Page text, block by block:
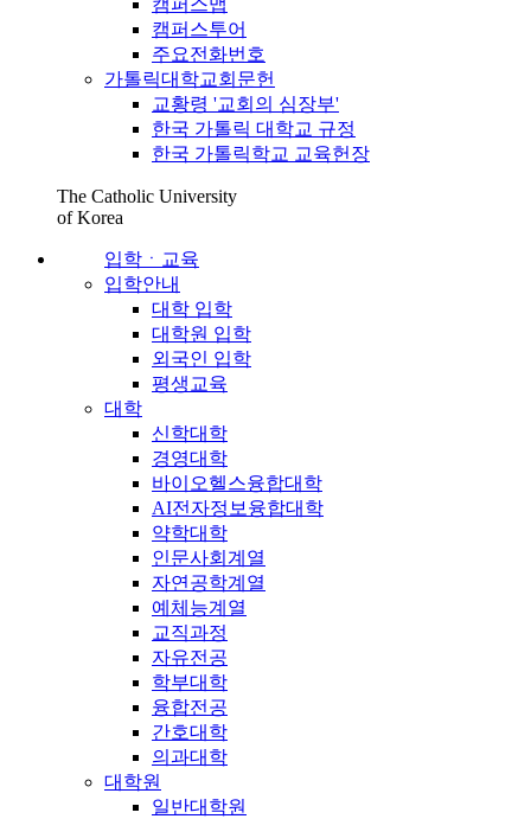
캠퍼스투어
주요전화번호
가톨릭대학교회문헌
교황령 '교회의 심장부'
한국 가톨릭 대학교 규정
한국 가톨릭학교 교육헌장
The Catholic University
of Korea
입학ㆍ교육
입학안내
대학 입학
대학원 입학
외국인 입학
평생교육
대학
신학대학
경영대학
바이오헬스융합대학
AI전자정보융합대학
약학대학
인문사회계열
자연공학계열
예체능계열
교직과정
자유전공
학부대학
융합전공
간호대학
의과대학
대학원
일반대학원